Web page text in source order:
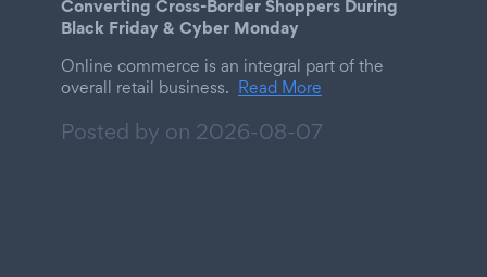
Converting Cross-Border Shoppers During
Black Friday & Cyber Monday
Online commerce is an integral part of the
overall retail business. Read More
Posted by on 2026-08-07